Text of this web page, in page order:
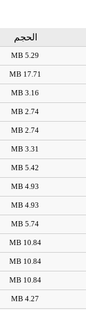
الحجم
5.29 MB
17.71 MB
3.16 MB
2.74 MB
2.74 MB
3.31 MB
5.42 MB
4.93 MB
4.93 MB
5.74 MB
10.84 MB
10.84 MB
10.84 MB
4.27 MB